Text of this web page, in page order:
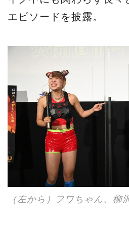
エピソードを披露。
（左から）フワちゃん、柳